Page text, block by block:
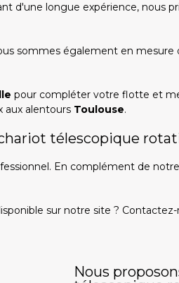
d'une longue expérience, nous
sommes également en mesure
pour compléter votre flotte et
aux alentours Toulouse.
télescopique
En complément de
sur notre site ?
Nous